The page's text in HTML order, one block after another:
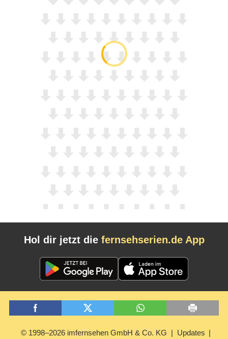
Hol dir jetzt die fernsehserien.de App
© 1998–2026 imfernsehen GmbH & Co. KG Updates